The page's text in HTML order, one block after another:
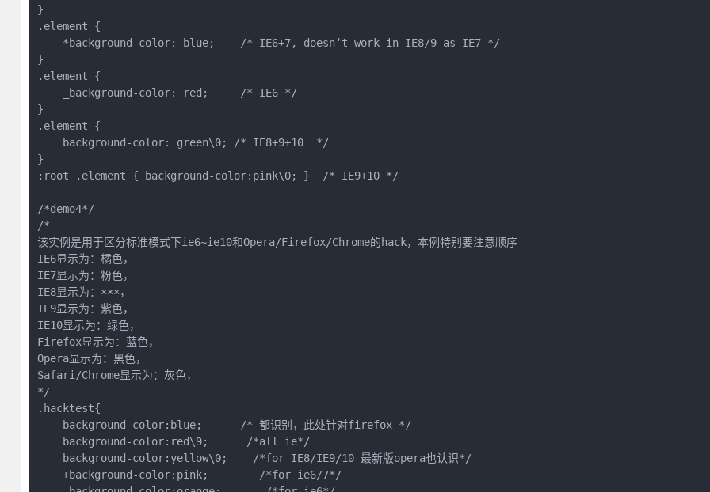
}
.element {
    *background-color: blue;    /* IE6+7, doesn‘t work in IE8/9 as IE7 */
}
.element {
    _background-color: red;     /* IE6 */
}
.element {
    background-color: green\0; /* IE8+9+10  */
}
:root .element { background-color:pink\0; }  /* IE9+10 */
/*demo4*/
/*
该实例是用于区分标准模式下ie6~ie10和Opera/Firefox/Chrome的hack，本例特别要注意顺序
IE6显示为：橘色，
IE7显示为：粉色，
IE8显示为：×××，
IE9显示为：紫色，
IE10显示为：绿色，
Firefox显示为：蓝色，
Opera显示为：黑色，
Safari/Chrome显示为：灰色，
*/
.hacktest{
    background-color:blue;      /* 都识别，此处针对firefox */
    background-color:red\9;      /*all ie*/
    background-color:yellow\0;    /*for IE8/IE9/10 最新版opera也认识*/
    +background-color:pink;        /*for ie6/7*/